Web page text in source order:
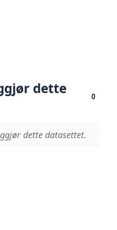
dette
0
dette datasettet.